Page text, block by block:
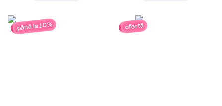
până la 10% ofertă